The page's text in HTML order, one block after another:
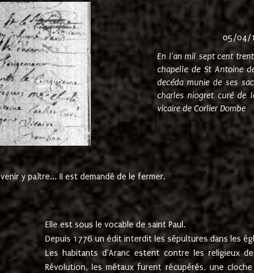
05/04/
En l'an mil sept cent
chapelle de St Antoine
decéda munie de ses
charles niogret curé de
vicaire de Corlier Dombe
y paître... Il est demandé de le fermer.
Elle est sous le vocable de saint Paul.
Depuis 1776 un édit interdit les sépultures dans les
Les habitants d'Aranc estent contre les religieux
Révolution, les métaux furent récupérés, une